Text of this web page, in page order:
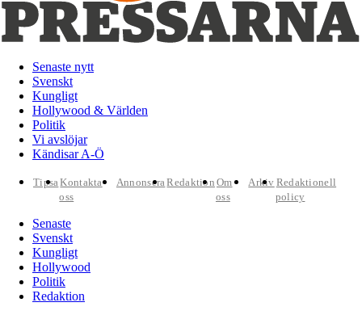
Senaste nytt
Svenskt
Kungligt
Hollywood & Världen
Politik
Vi avslöjar
Kändisar A-Ö
TipsaKontakta
oss
AnnonseraRedaktion Om
oss
Arkiv Redaktionell
policy
Senaste
Svenskt
Kungligt
Hollywood
Politik
Redaktion